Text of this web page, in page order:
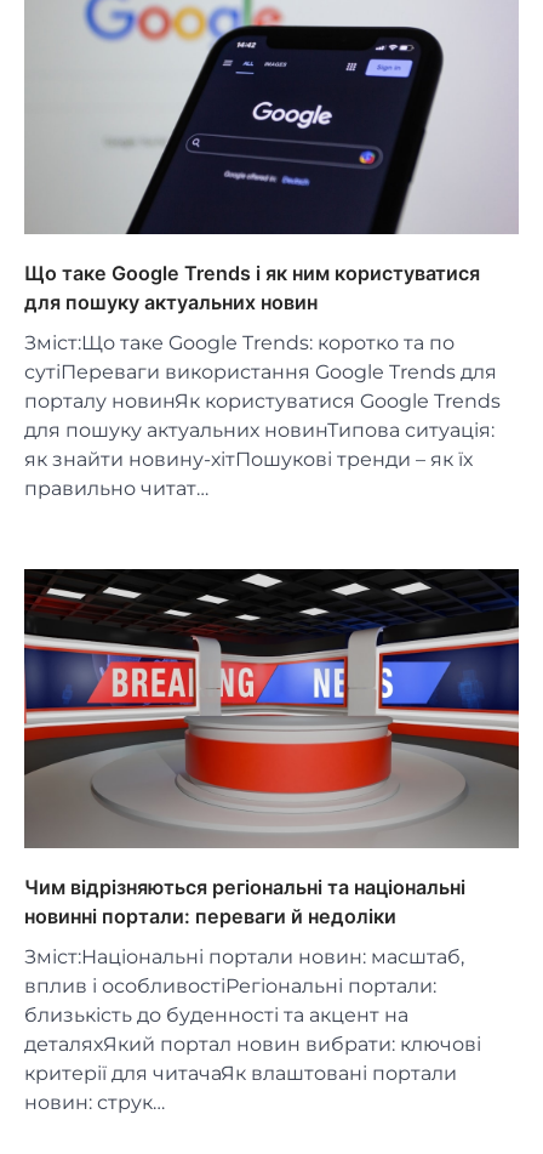
Що таке Google Trends і як ним користуватися
для пошуку актуальних новин
Зміст:Що таке Google Trends: коротко та по
сутіПереваги використання Google Trends для
порталу новинЯк користуватися Google Trends
для пошуку актуальних новинТипова ситуація:
як знайти новину-хітПошукові тренди – як їх
правильно читат…
Чим відрізняються регіональні та національні
новинні портали: переваги й недоліки
Зміст:Національні портали новин: масштаб,
вплив і особливостіРегіональні портали:
близькість до буденності та акцент на
деталяхЯкий портал новин вибрати: ключові
критерії для читачаЯк влаштовані портали
новин: струк…